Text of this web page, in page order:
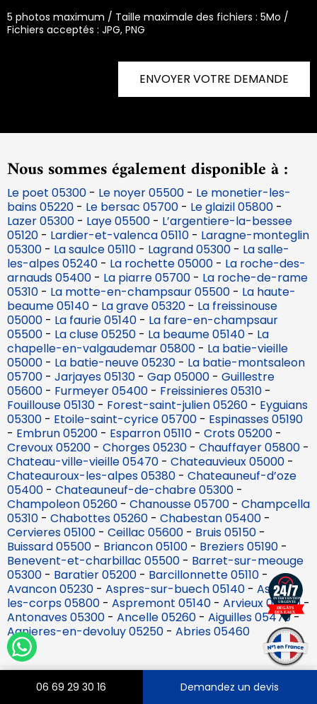
06 69 29 30 16 Demandez un devis
5 photos maximum / Taille maximale des fichiers : 5Mo /
Fichiers acceptés : JPG, PNG
ENVOYER VOTRE DEMANDE
Nous sommes également disponible à :
Le poet 05300 - Le noyer 05500 - Le monetier-les-
bains 05220 - Le bersac 05700 - Le glaizil 05800 -
Lazer 05300 - Laye 05500 - L’argentiere-la-bessee
05120 - Lardier-et-valenca 05110 - Laragne-monteglin
05300 - La saulce 05110 - Lagrand 05300 - La salle-
les-alpes 05240 - La rochette 05000 - La roche-des-
arnauds 05400 - La piarre 05700 - La roche-de-rame
05310 - La motte-en-champsaur 05500 - La haute-
beaume 05140 - La grave 05320 - La freissinouse
05000 - La faurie 05140 - La fare-en-champsaur
05500 - La cluse 05250 - La beaume 05140 - La
chapelle-en-valgaudemar 05800 - La batie-vieille
05000 - La batie-neuve 05230 - La batie-montsaleon
05700 - Jarjayes 05130 - Gap 05000 - Guillestre
05600 - Furmeyer 05400 - Freissinieres 05310 -
Fouillouse 05130 - Forest-saint-julien 05260 - Eyguians
05300 - Etoile-saint-cyrice 05700 - Espinasses 05190
- Embrun 05200 - Esparron 05110 - Crots 05200 -
Crevoux 05200 - Chorges 05230 - Chauffayer 05800 -
Chateau-ville-vieille 05470 - Chateauvieux 05000 -
Chateauroux-les-alpes 05380 - Chateauneuf-d’oze
05400 - Chateauneuf-de-chabre 05300 -
Champoleon 05260 - Chanousse 05700 - Champcella
05310 - Chabottes 05260 - Chabestan 05400 -
Cervieres 05100 - Ceillac 05600 - Bruis 05150 -
Buissard 05500 - Briancon 05100 - Breziers 05190 -
Benevent-et-charbillac 05500 - Barret-sur-meouge
05300 - Baratier 05200 - Barcillonnette 05110 -
Avancon 05230 - Aspres-sur-buech 05140 - Aspres-
les-corps 05800 - Aspremont 05140 - Arvieux 05350-
Antonaves 05300 - Ancelle 05260 - Aiguilles 05470-
Agnieres-en-devoluy 05250 - Abries 05460